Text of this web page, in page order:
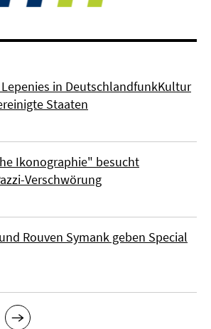
in DeutschlandfunkKultur
Staaten
Ikonographie" besucht
Verschwörung
Rouven Symank geben Special